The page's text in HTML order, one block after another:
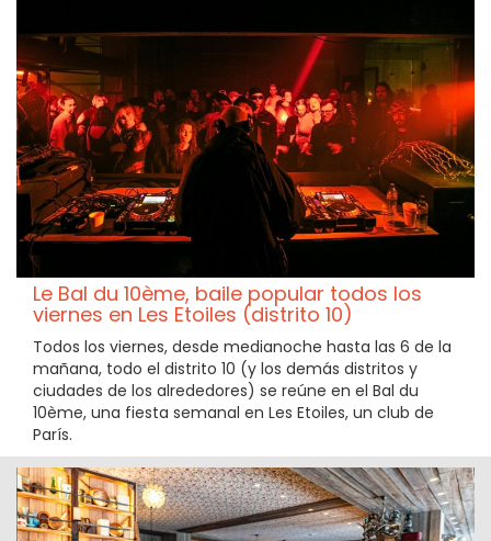
Le Bal du 10ème, baile popular todos los
viernes en Les Etoiles (distrito 10)
Todos los viernes, desde medianoche hasta las 6 de la
mañana, todo el distrito 10 (y los demás distritos y
ciudades de los alrededores) se reúne en el Bal du
10ème, una fiesta semanal en Les Etoiles, un club de
París.